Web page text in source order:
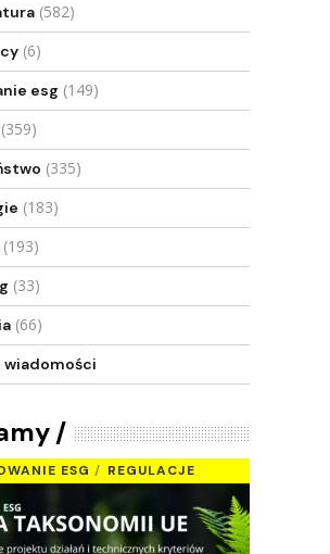
(582)
(6)
esg (149)
(359)
(335)
(183)
(193)
(33)
(66)
ESG REGULACJE